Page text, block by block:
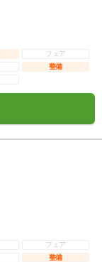
フェア
整備
フェア
整備